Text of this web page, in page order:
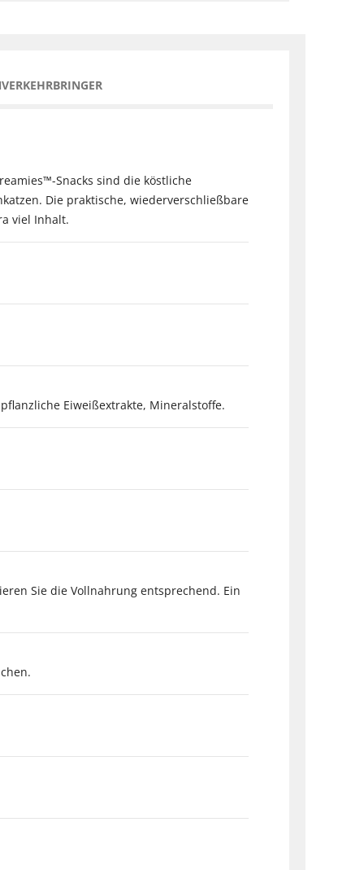
Snacks sind die köstliche
Die praktische, wiederverschließbare
viel Inhalt.
Eiweißextrakte, Mineralstoffe.
Sie die Vollnahrung entsprechend. Ein